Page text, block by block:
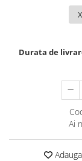
Durata de
Ai